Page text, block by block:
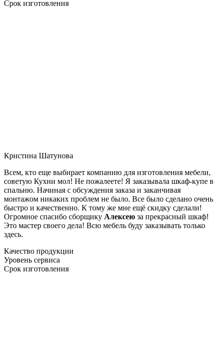
Срок изготовления
Кристина Шатунова
Всем, кто еще выбирает компанию для изготовления мебели,
советую Кухни мол! Не пожалеете! Я заказывала шкаф-купе в
спальню. Начиная с обсуждения заказа и заканчивая
монтажом никаких проблем не было. Все было сделано очень
быстро и качественно. К тому же мне ещё скидку сделали!
Огромное спасибо сборщику Алексею за прекрасный шкаф!
Это мастер своего дела! Всю мебель буду заказывать только
здесь.
Качество продукции
Уровень сервиса
Срок изготовления